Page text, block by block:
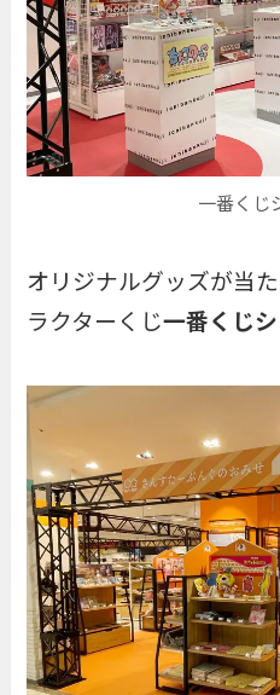
一番くじ
オリジナルグッズが当
ラクターくじ一番くじ